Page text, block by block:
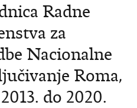
Radne
za
Nacionalne
Roma,
do 2020.